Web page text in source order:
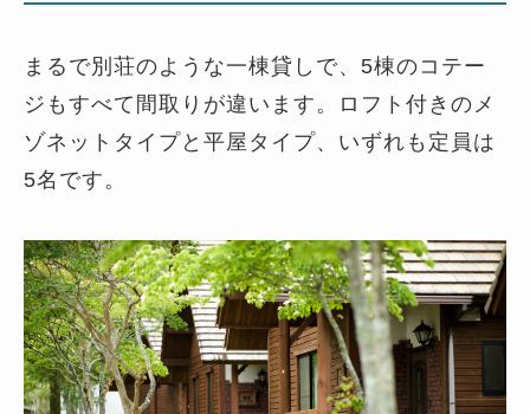
まるで別荘のような一棟貸しで、5棟のコテー
ジもすべて間取りが違います。ロフト付きのメ
ゾネットタイプと平屋タイプ、いずれも定員は
5名です。